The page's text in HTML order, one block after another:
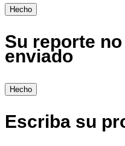
Hecho
Su reporte
enviado
Hecho
Escriba su